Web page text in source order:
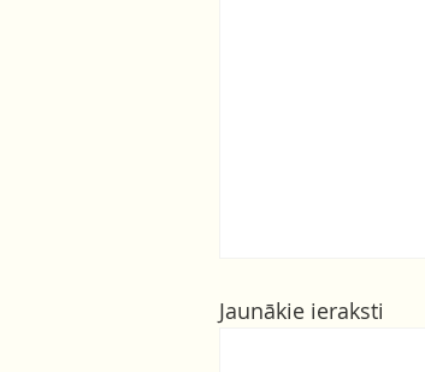
Jaunākie ieraksti